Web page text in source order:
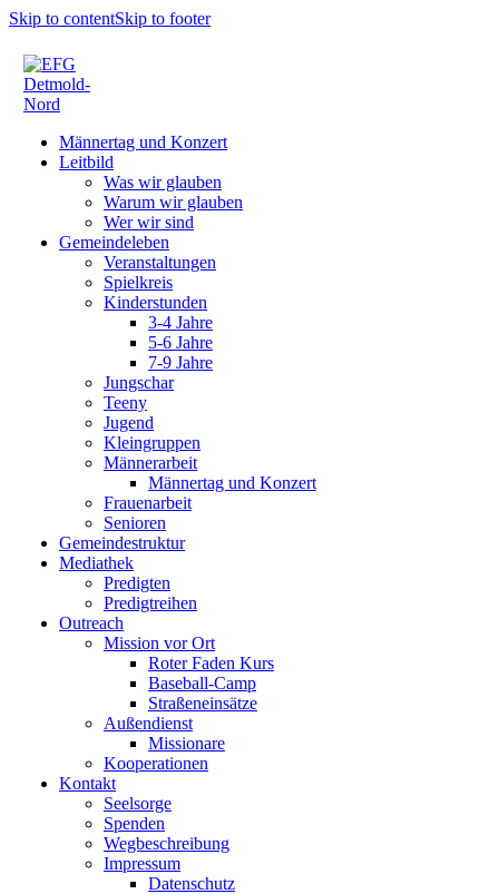
Skip to contentSkip to footer
Männertag und Konzert
Leitbild
Was wir glauben
Warum wir glauben
Wer wir sind
Gemeindeleben
Veranstaltungen
Spielkreis
Kinderstunden
3-4 Jahre
5-6 Jahre
7-9 Jahre
Jungschar
Teeny
Jugend
Kleingruppen
Männerarbeit
Männertag und Konzert
Frauenarbeit
Senioren
Gemeindestruktur
Mediathek
Predigten
Predigtreihen
Outreach
Mission vor Ort
Roter Faden Kurs
Baseball-Camp
Straßeneinsätze
Außendienst
Missionare
Kooperationen
Kontakt
Seelsorge
Spenden
Wegbeschreibung
Impressum
Datenschutz